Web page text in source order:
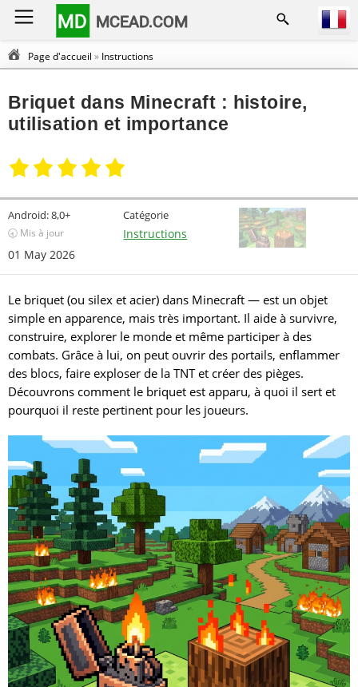
MD MCEAD.COM
Page d'accueil » Instructions
Briquet dans Minecraft : histoire,
utilisation et importance
Android:8,0+
🕣 Mis à jour
01 May 2026
Catégorie
Instructions
Le briquet (ou silex et acier) dans Minecraft — est un objet
simple en apparence, mais très important. Il aide à survivre,
construire, explorer le monde et même participer à des
combats. Grâce à lui, on peut ouvrir des portails, enflammer
des blocs, faire exploser de la TNT et créer des pièges.
Découvrons comment le briquet est apparu, à quoi il sert et
pourquoi il reste pertinent pour les joueurs.